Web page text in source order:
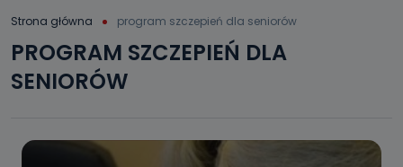
Strona główna program szczepień dla seniorów
PROGRAM SZCZEPIEŃ DLA
SENIORÓW